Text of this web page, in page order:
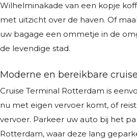
Wilhelminakade van een kopje
met uitzicht over de haven. Of
uw bagage een ommetje in de
de levendige stad.
Moderne en bereikbare
Cruise Terminal Rotterdam is
nu met eigen vervoer komt, of
vervoer. Parkeer uw auto bij het
Rotterdam, waar deze lang